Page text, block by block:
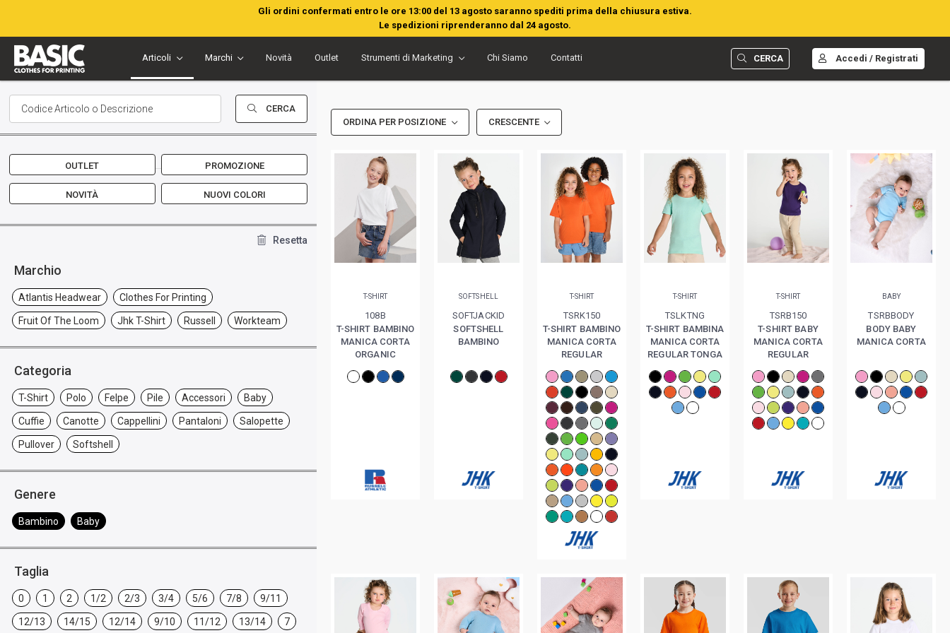
Gli ordini confermati entro le ore 13:00 del 13 agosto saranno spediti prima della chiusura estiva.
Le spedizioni riprenderanno dal 24 agosto.
Articoli Marchi Novità Outlet Strumenti di Marketing Chi Siamo Contatti CERCA Accedi / Registrati
CERCA
OUTLET PROMOZIONE
NOVITÀ NUOVI COLORI
Resetta
Marchio
Atlantis Headwear Clothes For Printing
Fruit Of The Loom Jhk T-Shirt Russell Workteam
Categoria
T-Shirt Polo Felpe Pile Accessori Baby
Cuffie Canotte Cappellini Pantaloni Salopette
Pullover Softshell
Genere
Bambino Baby
Taglia
0 1 2 1/2 2/3 3/4 5/6 7/8 9/11
12/13 14/15 12/14 9/10 11/12 13/14 7
ORDINA PER POSIZIONE CRESCENTE
T-SHIRT
108B
T-SHIRT BAMBINO
MANICA CORTA
ORGANIC
SOFTSHELL
SOFTJACKID
SOFTSHELL
BAMBINO
T-SHIRT
TSRK150
T-SHIRT BAMBINO
MANICA CORTA
REGULAR
T-SHIRT
TSLKTNG
T-SHIRT BAMBINA
MANICA CORTA
REGULAR TONGA
T-SHIRT
TSRB150
T-SHIRT BABY
MANICA CORTA
REGULAR
BABY
TSRBBODY
BODY BABY
MANICA CORTA